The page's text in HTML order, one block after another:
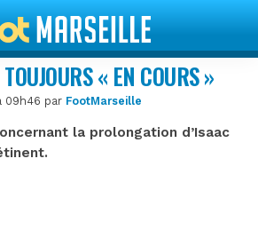
« EN COURS »
09h46 par FootMarseille
la prolongation d’Isaac